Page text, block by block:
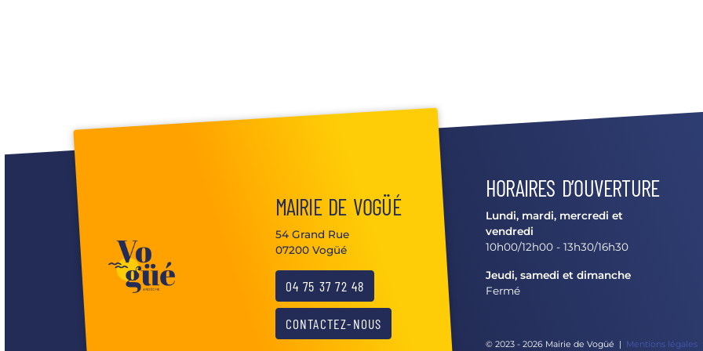
MAIRIE DE VOGÜÉ
54 Grand Rue
07200 Vogüé
04 75 37 72 48
CONTACTEZ-NOUS
HORAIRES D’OUVERTURE
Lundi, mardi, mercredi et
vendredi
10h00/12h00 - 13h30/16h30
Jeudi, samedi et dimanche
Fermé
© 2023 - 2026 Mairie de Vogüé | Mentions légales